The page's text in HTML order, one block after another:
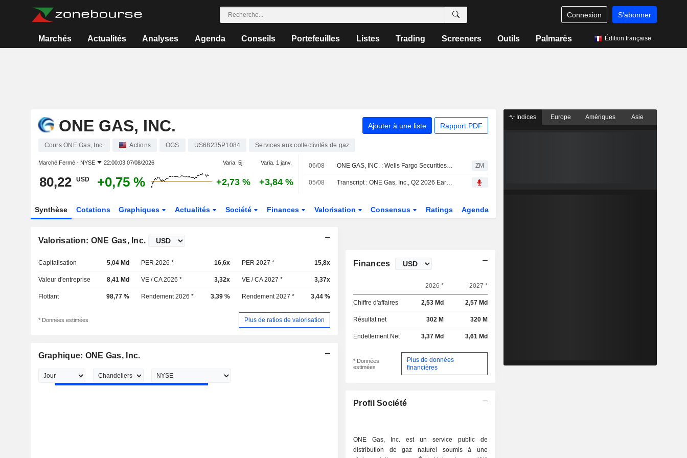
Connexion S'abonner
Marchés Actualités Analyses Agenda Conseils Portefeuilles Listes Trading Screeners Outils Palmarès Édition française
ONE GAS, INC. Ajouter à une liste Rapport PDF
Cours ONE Gas, Inc. Actions OGS US68235P1084 Services aux collectivités de gaz
Marché Fermé - NYSE 22:00:03 07/08/2026 Varia. 5j. Varia. 1 janv.
80,22 USD +0,75 % +2,73 % +3,84 %
06/08 ONE GAS, INC. : Wells Fargo Securities révise sa recommandation à neutre ZM
05/08 Transcript : ONE Gas, Inc., Q2 2026 Earnings Call, Aug 05, 2026
Synthèse Cotations Graphiques Actualités Société Finances Valorisation Consensus Ratings Agenda
Valorisation: ONE Gas, Inc.
Capitalisation 5,04 Md PER 2026 * 16,6x PER 2027 * 15,8x
Valeur d'entreprise 8,41 Md VE / CA 2026 * 3,32x VE / CA 2027 * 3,37x
Flottant 98,77 % Rendement 2026 * 3,39 % Rendement 2027 * 3,44 %
* Données estimées Plus de ratios de valorisation
Graphique: ONE Gas, Inc.
Finances
2026 * 2027 *
Chiffre d'affaires 2,53 Md 2,57 Md
Résultat net 302 M 320 M
Endettement Net 3,37 Md 3,61 Md
* Données
estimées
Plus de données
financières
Profil Société
ONE Gas, Inc. est un service public de
distribution de gaz naturel soumis à une
Indices Europe Amériques Asie